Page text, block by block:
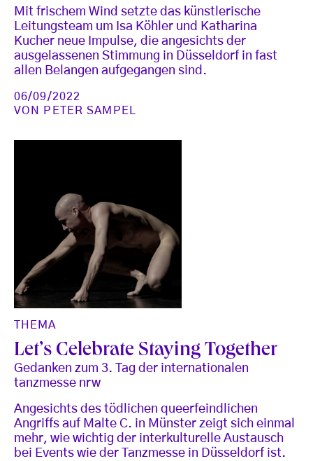
Mit frischem Wind setzte das künstlerische
Leitungsteam um Isa Köhler und Katharina
Kucher neue Impulse, die angesichts der
ausgelassenen Stimmung in Düsseldorf in fast
allen Belangen aufgegangen sind.
06/09/2022
VON
PETER SAMPEL
THEMA
Let’s Celebrate Staying Together
Gedanken zum 3. Tag der internationalen
tanzmesse nrw
Angesichts des tödlichen queerfeindlichen
Angriffs auf Malte C. in Münster zeigt sich einmal
mehr, wie wichtig der interkulturelle Austausch
bei Events wie der Tanzmesse in Düsseldorf ist.